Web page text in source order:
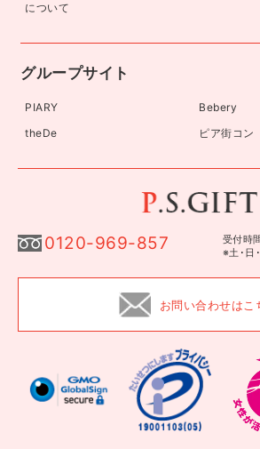
について
グループサイト
PIARY
Bebery
theDe
ピア街コン
0120-969-857
受付時
※土･日
お問い合わせはこ